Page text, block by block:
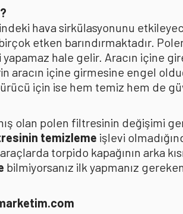
hava sirkülasyonunu
etken barındırmaktadır.
hale gelir. Aracın içine
aracın içine girmesine engel
için ise hem temiz hem de
olan polen filtresinin değişimi
temizleme işlevi
torpido kapağının arka
bilmiyorsanız ilk yapmanız